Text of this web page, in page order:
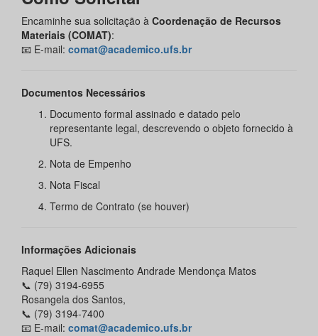
Encaminhe sua solicitação à Coordenação de Recursos
Materiais (COMAT):
📧 E-mail: comat@academico.ufs.br
Documentos Necessários
Documento formal assinado e datado pelo
representante legal, descrevendo o objeto fornecido à
UFS.
Nota de Empenho
Nota Fiscal
Termo de Contrato (se houver)
Informações Adicionais
Raquel Ellen Nascimento Andrade Mendonça Matos
📞 (79) 3194-6955
Rosangela dos Santos,
📞 (79) 3194-7400
📧 E-mail: comat@academico.ufs.br